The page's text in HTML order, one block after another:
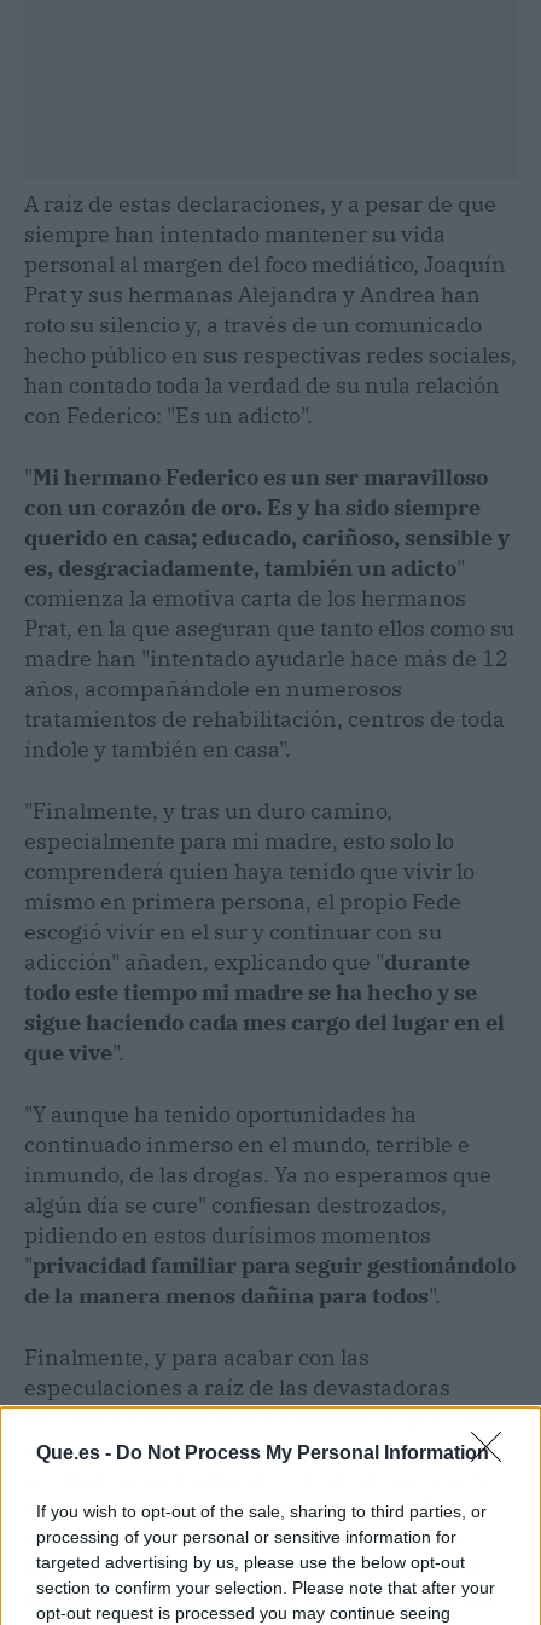
Que.es - Do Not Process My Personal Information
If you wish to opt-out of the sale, sharing to third parties, or
processing of your personal or sensitive information for
targeted advertising by us, please use the below opt-out
section to confirm your selection. Please note that after your
opt-out request is processed you may continue seeing
A raíz de estas declaraciones, y a pesar de que
siempre han intentado mantener su vida
personal al margen del foco mediático, Joaquín
Prat y sus hermanas Alejandra y Andrea han
roto su silencio y, a través de un comunicado
hecho público en sus respectivas redes sociales,
han contado toda la verdad de su nula relación
con Federico: "Es un adicto".
"Mi hermano Federico es un ser maravilloso
con un corazón de oro. Es y ha sido siempre
querido en casa; educado, cariñoso, sensible y
es, desgraciadamente, también un adicto"
comienza la emotiva carta de los hermanos
Prat, en la que aseguran que tanto ellos como su
madre han "intentado ayudarle hace más de 12
años, acompañándole en numerosos
tratamientos de rehabilitación, centros de toda
índole y también en casa".
"Finalmente, y tras un duro camino,
especialmente para mi madre, esto solo lo
comprenderá quien haya tenido que vivir lo
mismo en primera persona, el propio Fede
escogió vivir en el sur y continuar con su
adicción" añaden, explicando que "durante
todo este tiempo mi madre se ha hecho y se
sigue haciendo cada mes cargo del lugar en el
que vive".
"Y aunque ha tenido oportunidades ha
continuado inmerso en el mundo, terrible e
inmundo, de las drogas. Ya no esperamos que
algún día se cure" confiesan destrozados,
pidiendo en estos durísimos momentos
"privacidad familiar para seguir gestionándolo
de la manera menos dañina para todos".
Finalmente, y para acabar con las
especulaciones a raíz de las devastadoras
declaraciones de Federico revelando que pide
limosna en la calle para sobrevivir, Joaquín y
no son lo que parecen". "Son muchos años de
sufrimiento que solo nosotros conocemos.
Ojalá nadie tuviera que pasar por esto. Ni el
enfermo ni la familia, que desgraciadamente